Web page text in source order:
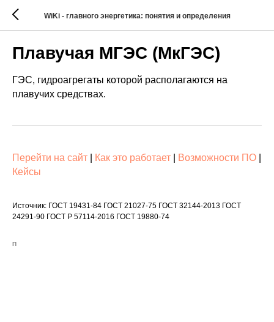
WiKi - главного энергетика: понятия и определения
Плавучая МГЭС (МкГЭС)
ГЭС, гидроагрегаты которой располагаются на
плавучих средствах.
Перейти на сайт Как это работает Возможности ПО
Кейсы
Источник: ГОСТ 19431-84 ГОСТ 21027-75 ГОСТ 32144-2013 ГОСТ
24291-90 ГОСТ Р 57114-2016 ГОСТ 19880-74
П